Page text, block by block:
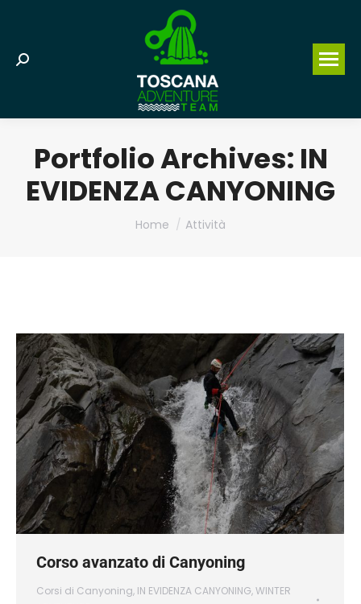
Search:
Portfolio Archives: IN
EVIDENZA CANYONING
You are here:
Home Attività
Corso avanzato di Canyoning
Corsi di Canyoning, IN EVIDENZA CANYONING,WINTER